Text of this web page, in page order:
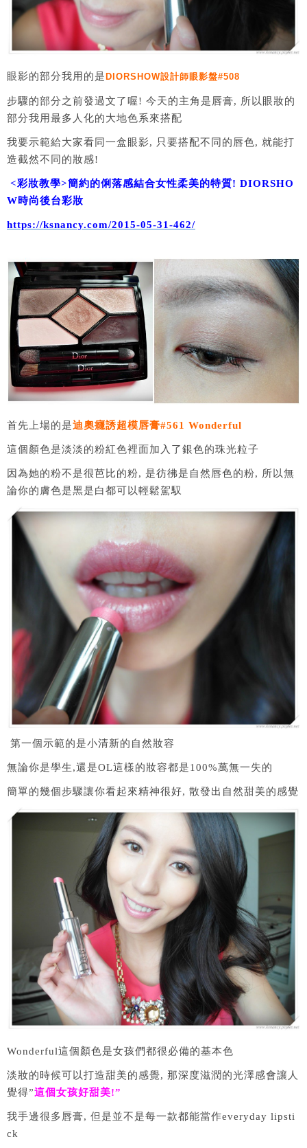
眼影的部分我用的是 DIORSHOW設計師眼影盤#508
步驟的部分之前發過文了喔! 今天的主角是唇膏, 所以眼妝的
部分我用最多人化的大地色系來搭配
我要示範給大家看同一盒眼影, 只要搭配不同的唇色, 就能打
造截然不同的妝感!
<彩妝教學>簡約的俐落感結合女性柔美的特質! DIORSHO
W時尚後台彩妝
https://ksnancy.com/2015-05-31-462/
首先上場的是迪奧癮誘超模唇膏#561 Wonderful
這個顏色是淡淡的粉紅色裡面加入了銀色的珠光粒子
因為她的粉不是很芭比的粉, 是彷彿是自然唇色的粉, 所以無
論你的膚色是黑是白都可以輕鬆駕馭
第一個示範的是小清新的自然妝容
無論你是學生,還是OL這樣的妝容都是100%萬無一失的
簡單的幾個步驟讓你看起來精神很好, 散發出自然甜美的感覺
Wonderful這個顏色是女孩們都很必備的基本色
淡妝的時候可以打造甜美的感覺, 那深度滋潤的光澤感會讓人
覺得”這個女孩好甜美!”
我手邊很多唇膏, 但是並不是每一款都能當作everyday lipsti
ck